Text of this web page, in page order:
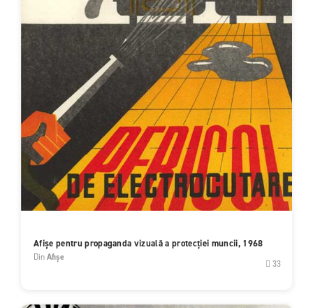
Afișe pentru propaganda vizuală a protecției muncii, 1968
DinAfișe
33